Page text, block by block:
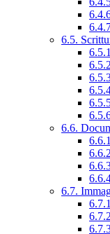
6.5.
6.6.
6.7.